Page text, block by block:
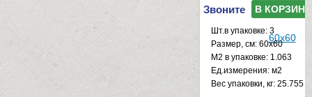
Звоните В КОРЗИНУ
Шт.в упаковке: 3
Размер, см: 60x60
М2 в упаковке: 1.063
Ед.измерения: м2
Веc упаковки, кг: 25.755